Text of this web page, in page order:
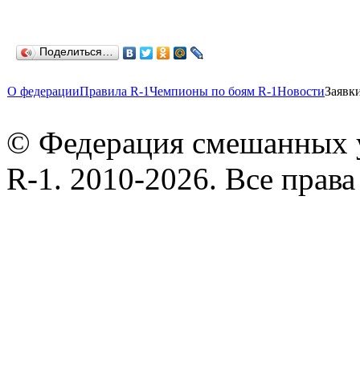
Поделиться…
О федерацииПравила R-1Чемпионы по боям R-1Новости
© Федерация смешанных
R-1. 2010-2026. Все